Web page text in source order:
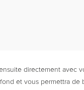
directement avec
et vous permettra de